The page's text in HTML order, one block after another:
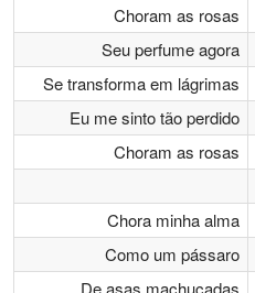
Choram as rosas
Seu perfume agora
Se transforma em lágrimas
Eu me sinto tão perdido
Choram as rosas
Chora minha alma
Como um pássaro
De asas machucadas